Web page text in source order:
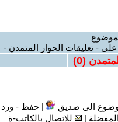
على - تعليقات الحوار المتمدن -
(
0
)
الى صديق |حفظ - ورد
|
للاتصال بالكاتب-ة